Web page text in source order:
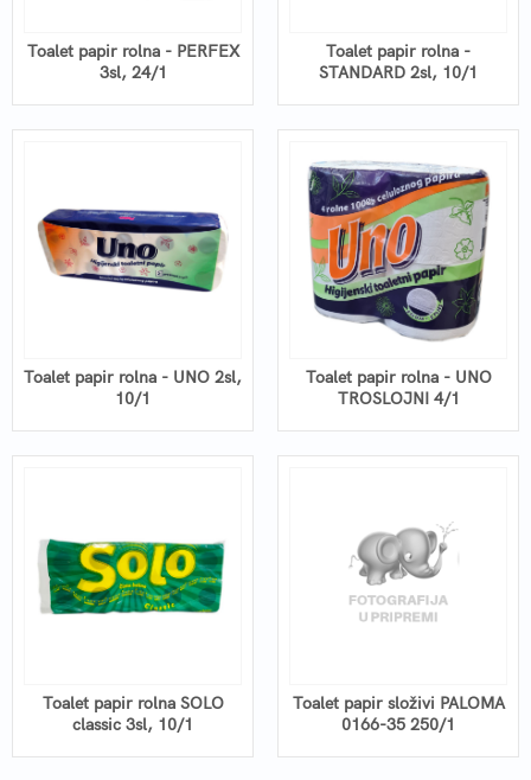
Toalet papir rolna - PERFEX
3sl, 24/1
Toalet papir rolna -
STANDARD 2sl, 10/1
Toalet papir rolna - UNO 2sl,
10/1
Toalet papir rolna - UNO
TROSLOJNI 4/1
Toalet papir rolna SOLO
classic 3sl, 10/1
Toalet papir složivi PALOMA
0166-35 250/1